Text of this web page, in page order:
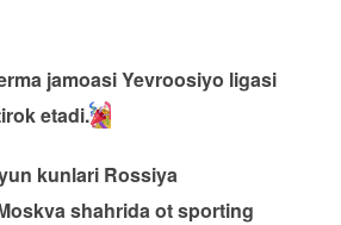
jamoasi Yevroosiyo ligasi
etadi.
kunlari Rossiya
shahrida ot sporting